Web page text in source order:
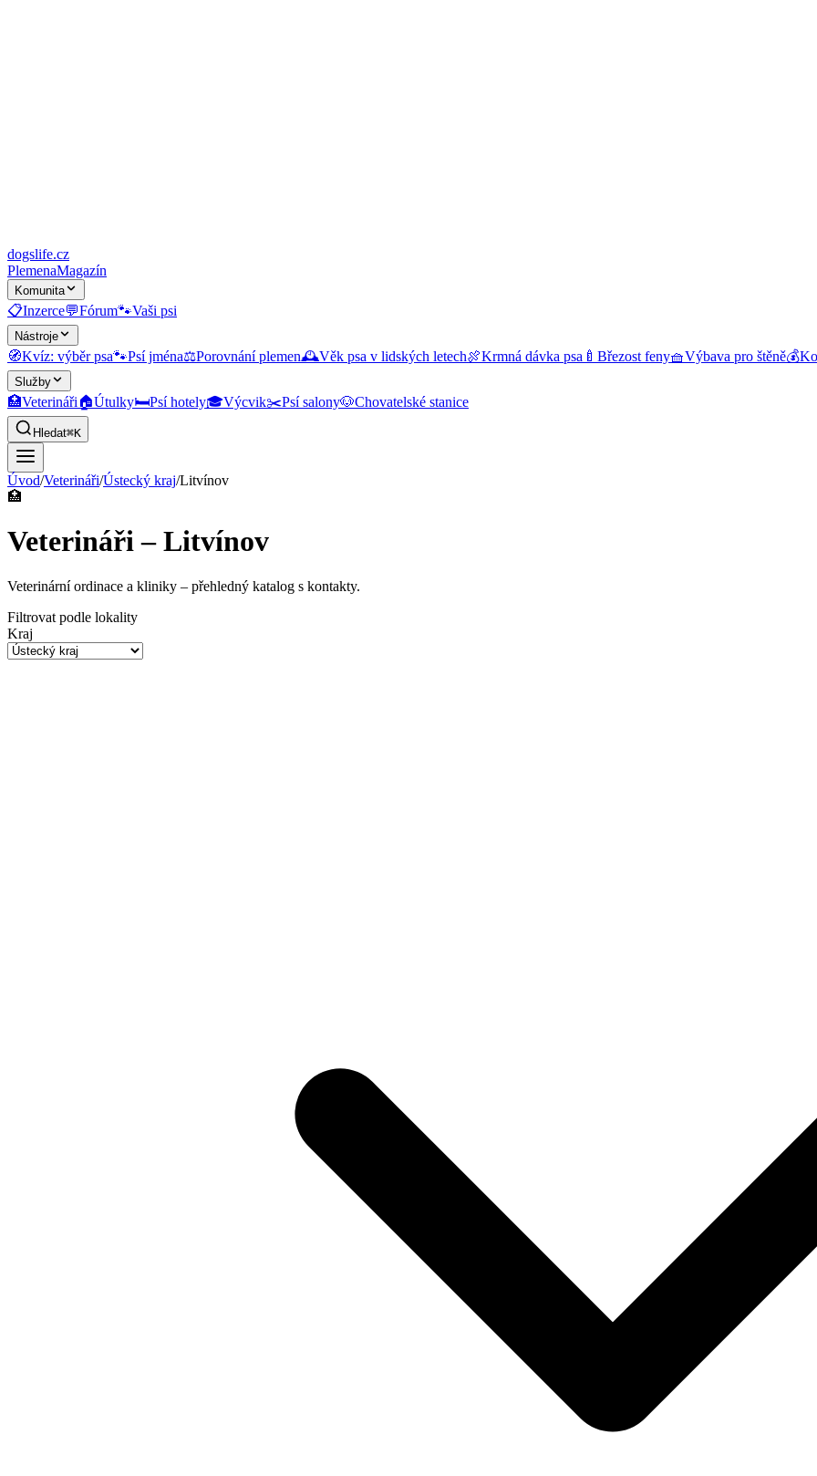
dogslife.cz
PlemenaMagazín
Komunita
📋Inzerce💬Fórum🐾Vaši psi
Nástroje
🧭Kvíz: výběr psa🐾Psí jména⚖️Porovnání plemen🕰️Věk psa v lidských letech🍖Krmná dávka psa 🍼 Březost feny🧺Výbava pro štěně💰
Služby
🏥Veterináři🏠Útulky🛏️Psí hotely🎓Výcvik✂️Psí salony🐶Chovatelské stanice
Hledat⌘K
Úvod/Veterináři/Ústecký kraj/Litvínov
🏥
Veterináři – Litvínov
Veterinární ordinace a kliniky – přehledný katalog s kontakty.
Filtrovat podle lokality
Kraj